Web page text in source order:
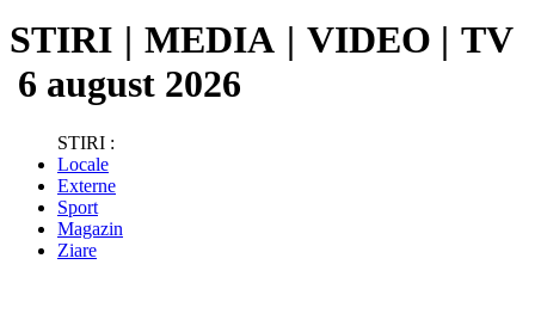
STIRI | MEDIA | VIDEO | TV
6 august 2026
STIRI :
Locale
Externe
Sport
Magazin
Ziare